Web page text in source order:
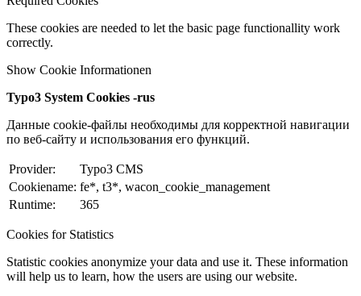
These cookies are needed to let the basic page functionallity work
correctly.
Show Cookie Informationen
Typo3 System Cookies -rus
Данные cookie-файлы необходимы для корректной навигации
по веб-сайту и использования его функций.
Provider:
Typo3 CMS
Cookiename: fe*, t3*, wacon_cookie_management
Runtime:
365
Cookies for Statistics
Statistic cookies anonymize your data and use it. These information
will help us to learn, how the users are using our website.